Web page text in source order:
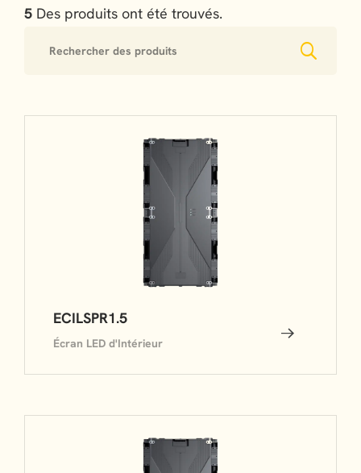
5 Des produits ont été trouvés.
ECILSPR1.5
Écran LED d'Intérieur